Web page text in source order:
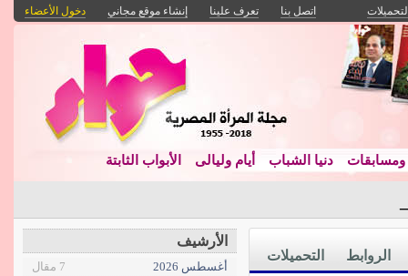
اتصل بنا تعرف علينا إنشاء موقع مجاني دخول الأعضاء
دنيا الشباب أيام وليالى الأبواب الثابتة
التحميلات الروابط
الأرشيف
أغسطس 2026
7 مقال